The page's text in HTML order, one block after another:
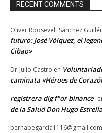
RECENT COMMENTS
Oliver Roosevelt Sánchez
futuro: José Vólquez, el
Cibao»
Dr-Julio Castro en
caminata «Héroes de
registrera dig f"or binance
de la Salud Don Hugo
bernabegarcia1116@gmail.com